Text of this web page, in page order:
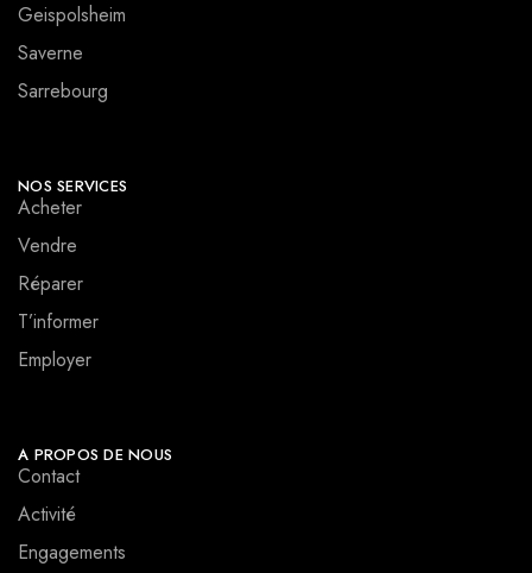
Geispolsheim
Saverne
Sarrebourg
NOS SERVICES
Acheter
Vendre
Réparer
T’informer
Employer
A PROPOS DE NOUS
Contact
Activité
Engagements